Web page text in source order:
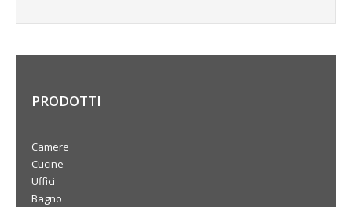
PRODOTTI
Camere
Cucine
Uffici
Bagno